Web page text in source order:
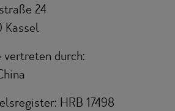
24
Kassel
vertreten durch:
HRB 17498